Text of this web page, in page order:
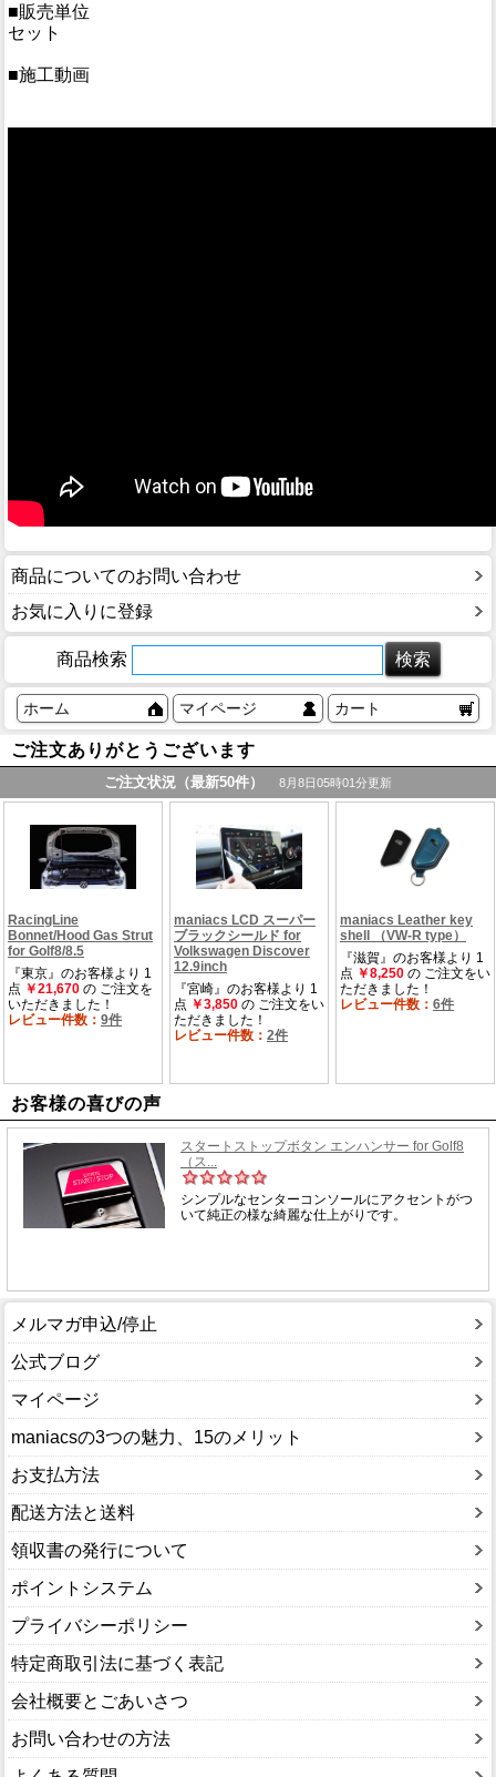
■販売単位
セット
■施工動画
商品についてのお問い合わせ
お気に入りに登録
商品検索
ホーム マイページ カート
ご注文ありがとうございます
お客様の喜びの声
メルマガ申込/停止
公式ブログ
マイページ
maniacsの3つの魅力、15のメリット
お支払方法
配送方法と送料
領収書の発行について
ポイントシステム
プライバシーポリシー
特定商取引法に基づく表記
会社概要とごあいさつ
お問い合わせの方法